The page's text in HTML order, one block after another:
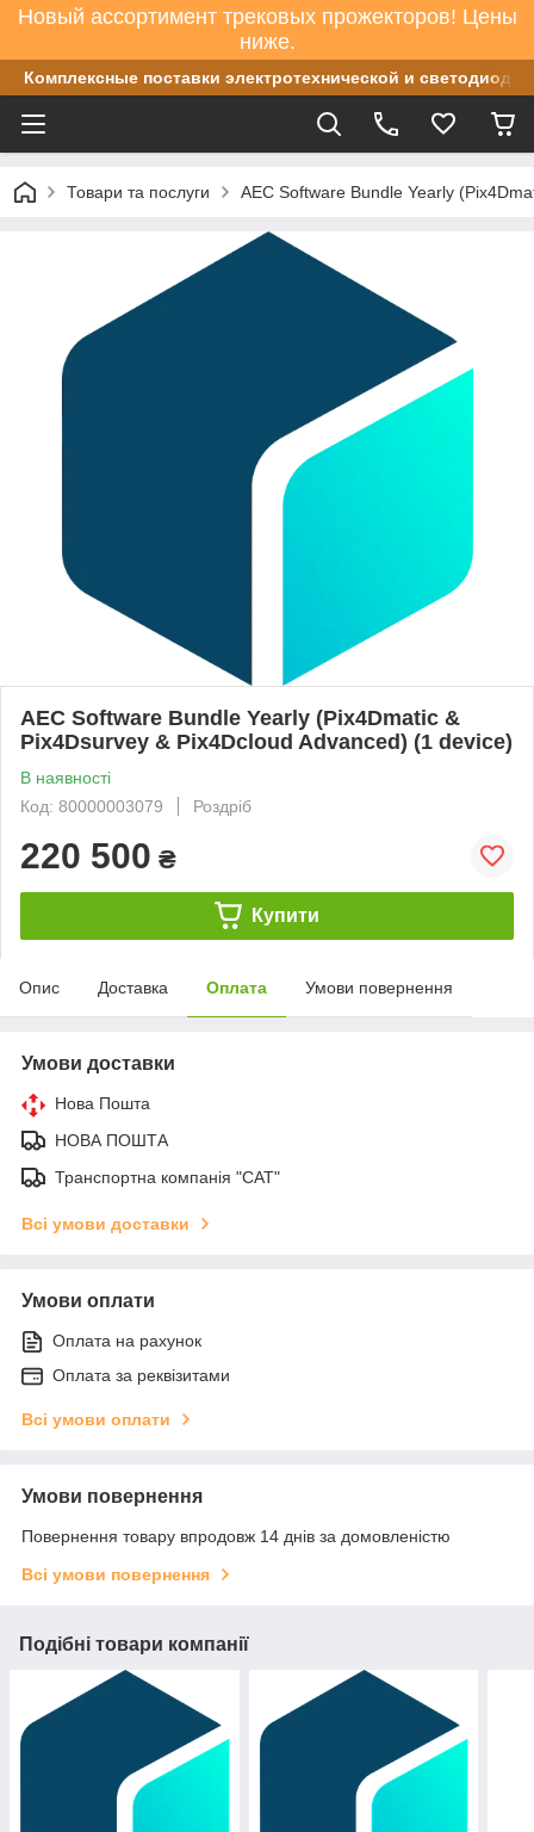
Новый ассортимент трековых прожекторов! Цены
ниже.
Комплексные поставки электротехнической и
Товари та послуги AEC Software Bundle Yearly
AEC Software Bundle Yearly (Pix4Dmatic &
Pix4Dsurvey & Pix4Dcloud Advanced) (1 device)
В наявності
Код: 80000003079
Роздріб
220 500 ₴
Купити
Опис Доставка Оплата Умови повернення
Умови доставки
Нова Пошта
НОВА ПОШТА
Транспортна компанія "САТ"
Всі умови доставки
Умови оплати
Оплата на рахунок
Оплата за реквізитами
Всі умови оплати
Умови повернення
Повернення товару впродовж 14 днів за домовленістю
Всі умови повернення
Подібні товари компанії